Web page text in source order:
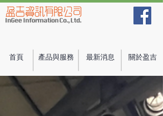
首頁 產品與服務 最新消息 關於盈吉